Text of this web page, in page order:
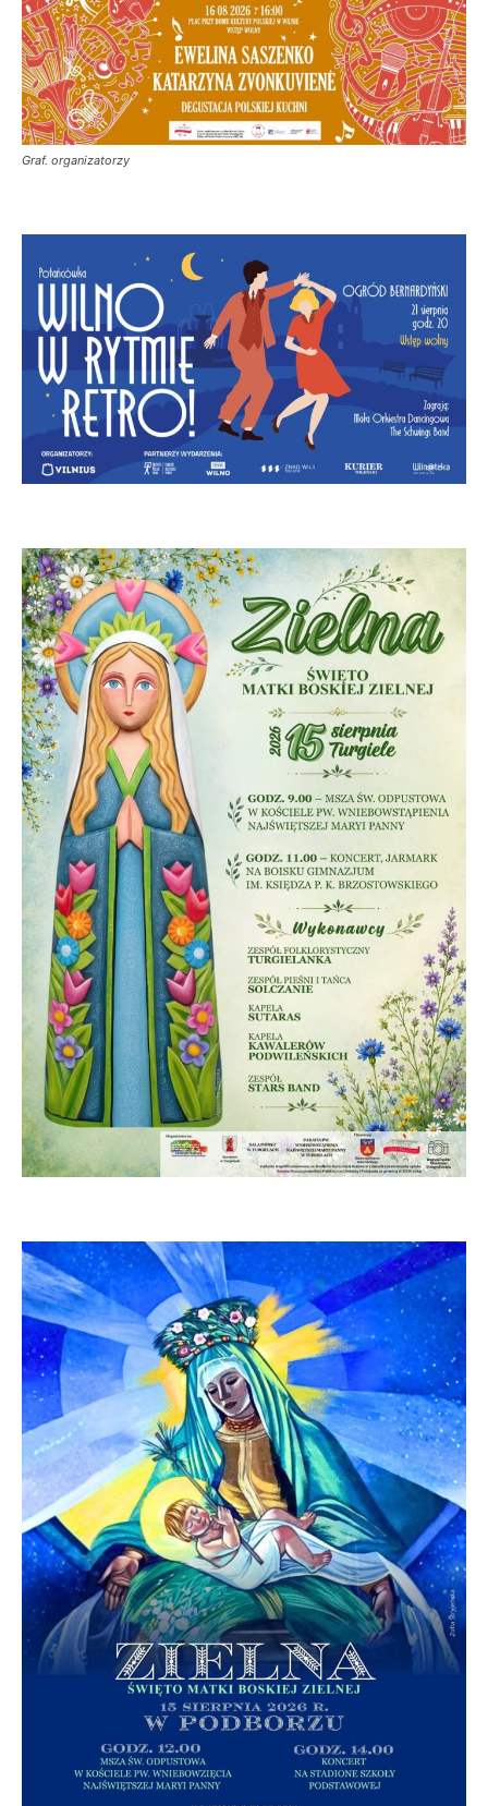
Graf. organizatorzy